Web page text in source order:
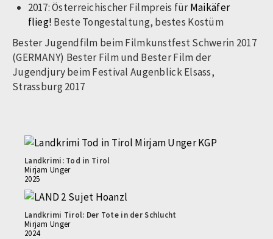
2017: Österreichischer Filmpreis fürMaikäfer
flieg! Beste Tongestaltung, bestes Kostüm
Bester Jugendfilm beim Filmkunstfest Schwerin 2017
(GERMANY) Bester Film und Bester Film der
Jugendjury beim Festival Augenblick Elsass,
Strassburg 2017
Landkrimi: Tod in Tirol
Mirjam Unger
2025
Landkrimi Tirol: Der Tote in der Schlucht
Mirjam Unger
2024